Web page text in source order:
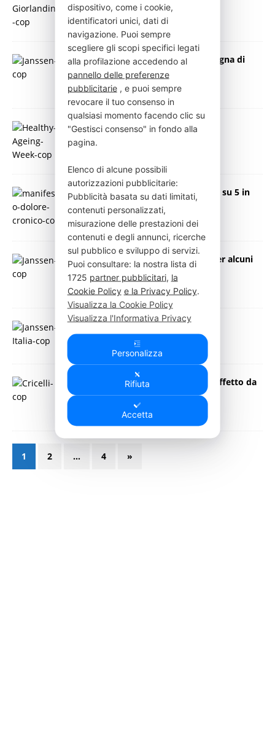
8 Gennaio 2022 Press Italia
Al via la terza edizione della campagna di
Janssen
11 Novembre 2021 Press Italia
Healthy Ageing Week 2021
4 Novembre 2021
Dolore cronico: ne soffre 1 persona su 5 in
Italia
21 Settembre 2021 Press Italia
Janssen Oncology: nuovi farmaci per alcuni
tumori
19 Giugno 2021 Press Italia
“Janssen a casa tua 2.0”
Press Italia
Gestione del paziente domiciliare affetto da
Covid-19
Press Italia
1 2 … 4 »
dispositivo, come i cookie,
identificatori unici, dati di
navigazione. Puoi sempre
scegliere gli scopi specifici legati
alla profilazione accedendo al
pannello delle preferenze
pubblicitarie, e puoi sempre
revocare il tuo consenso in
qualsiasi momento facendo clic su
"Gestisci consenso" in fondo alla
pagina.
Elenco di alcune possibili
autorizzazioni pubblicitarie:
Pubblicità basata su dati limitati,
contenuti personalizzati,
misurazione delle prestazioni dei
contenuti e degli annunci, ricerche
sul pubblico e sviluppo di servizi.
Puoi consultare: la nostra lista di
1725 partner pubblicitari, la
Cookie Policy e la Privacy Policy.
Visualizza la Cookie Policy
Visualizza l'Informativa Privacy
Personalizza
Rifiuta
Accetta